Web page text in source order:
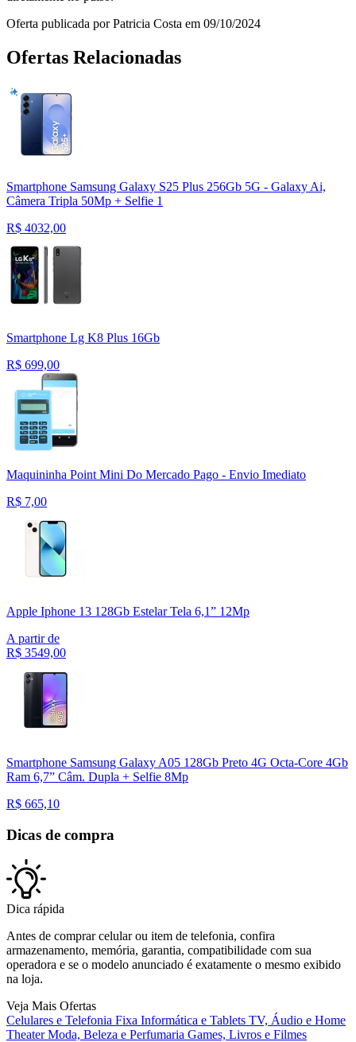
Oferta publicada por Patricia Costa em 09/10/2024
Ofertas Relacionadas
Smartphone Samsung Galaxy S25 Plus 256Gb 5G - Galaxy Ai,
Câmera Tripla 50Mp + Selfie 1
R$ 4032,00
Smartphone Lg K8 Plus 16Gb
R$ 699,00
Maquininha Point Mini Do Mercado Pago - Envio Imediato
R$ 7,00
Apple Iphone 13 128Gb Estelar Tela 6,1” 12Mp
A partir de
R$ 3549,00
Smartphone Samsung Galaxy A05 128Gb Preto 4G Octa-Core 4Gb
Ram 6,7” Câm. Dupla + Selfie 8Mp
R$ 665,10
Dicas de compra
Dica rápida
Antes de comprar celular ou item de telefonia, confira
armazenamento, memória, garantia, compatibilidade com sua
operadora e se o modelo anunciado é exatamente o mesmo exibido
na loja.
Veja Mais Ofertas
Celulares e Telefonia Fixa Informática e Tablets TV, Áudio e Home
TheaterModa, Beleza e Perfumaria Games, Livros e Filmes